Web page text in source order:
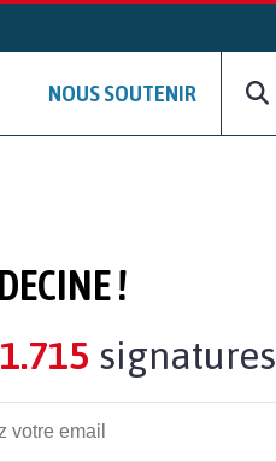
NOUS SOUTENIR
!
signatures